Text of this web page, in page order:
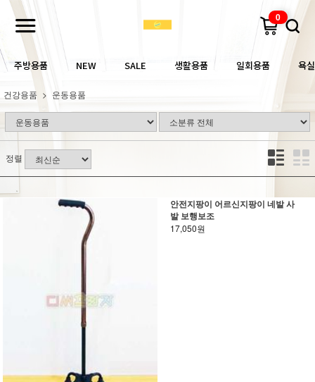
0
주방용품 NEW SALE 생활용품 일회용품 욕
건강용품 운동용품
정렬
안전지팡이 어르신지팡이 네발 사
발 보행보조
17,050원